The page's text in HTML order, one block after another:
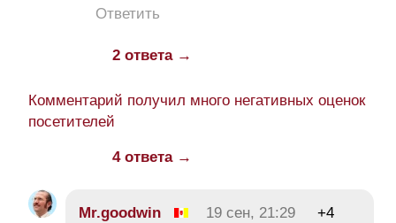
Ответить
2 ответа →
Комментарий получил много негативных оценок
посетителей
4 ответа →
Mr.goodwin 19 сен, 21:29
+4